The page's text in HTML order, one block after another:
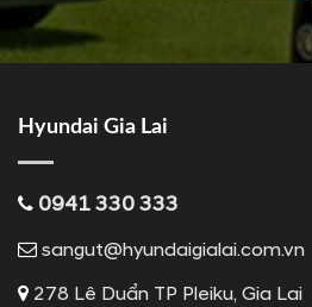
Hyundai Gia Lai
0941 330 333
sangut@hyundaigialai.com.vn
278 Lê Duẩn TP Pleiku, Gia Lai